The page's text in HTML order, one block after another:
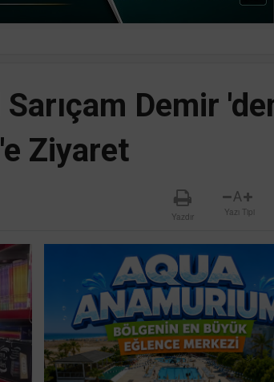
Demir
Ziyaret
Yazdır
A
Yazı Tipi